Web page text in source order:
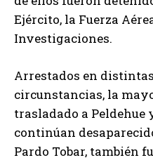
Ejército, la Fuerza
Investigaciones.
Arrestados en
circunstancias, la
trasladado a Peldehue
continúan
Pardo Tobar, también